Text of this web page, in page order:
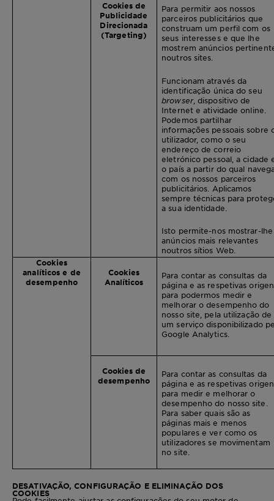
Cookies de
Publicidade
Direcionada
(Targeting)
Para permitir aos nossos
parceiros publicitários que
construam um perfil com os
seus interesses e que lhe
mostrem anúncios
noutros sites.
Funcionam através da
identificação única do seu
browser, dispositivo de
Internet e atividade online.
Podemos partilhar
informações pessoais sobre
utilizador, como o seu
endereço de correio
eletrónico pessoal, a cidade
o país a partir do qual
com os nossos parceiros
publicitários. Aplicamos
sempre técnicas para
a sua identidade.
Isto permite-nos mostrar-lhe
anúncios mais relevantes
noutros sítios Web.
Cookies
analíticos e de
desempenho
Cookies
Analíticos
Para contar as consultas da
página e as respetivas
para podermos medir e
melhorar o desempenho do
nosso site, pela utilização de
um serviço disponibilizado
Google Analytics.
Cookies de
desempenho
Para contar as consultas da
página e as respetivas
para medir e melhorar o
desempenho do nosso site.
Para saber quais são as
páginas mais e menos
populares e ver como os
utilizadores se movimentam
no site.
DESATIVAÇÃO, CONFIGURAÇÃO E ELIMINAÇÃO DOS
COOKIES